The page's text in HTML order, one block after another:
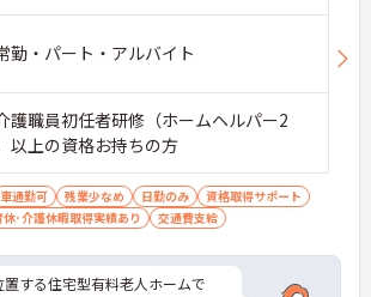
勤・パート・アルバイト
護職員初任者研修（ホームヘルパー2
以上の資格お持ちの方
車通勤可 残業少なめ 日勤のみ
資格取得サポート
･介護休暇取得実績あり 交通費支給
する住宅型有料老人ホームで